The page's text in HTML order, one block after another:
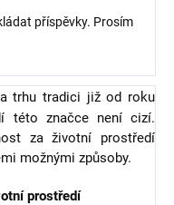
příspěvky. Prosím
trhu tradici již od roku
této značce není cizí.
za životní prostředí
možnými způsoby.
prostředí